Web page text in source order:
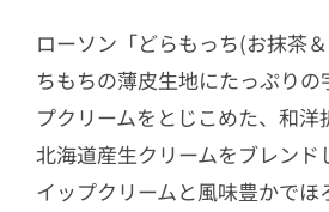
ローソン「どらもっち(お抹茶
ちもちの薄皮生地にたっぷりの
プクリームをとじこめた、和洋
北海道産生クリームをブレンド
イップクリームと風味豊かでほ